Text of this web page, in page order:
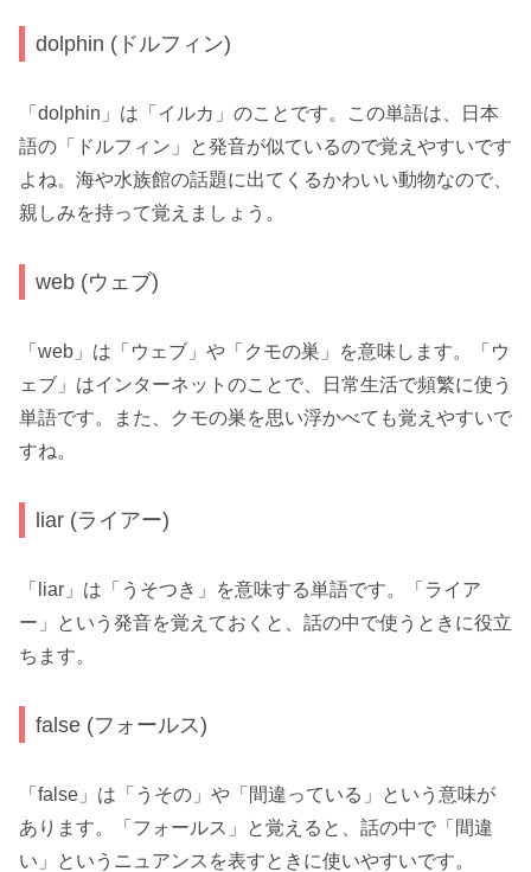
dolphin (ドルフィン)
「dolphin」は「イルカ」のことです。この単語は、日本
語の「ドルフィン」と発音が似ているので覚えやすいです
よね。海や水族館の話題に出てくるかわいい動物なので、
親しみを持って覚えましょう。
web (ウェブ)
「web」は「ウェブ」や「クモの巣」を意味します。「ウ
ェブ」はインターネットのことで、日常生活で頻繁に使う
単語です。また、クモの巣を思い浮かべても覚えやすいで
すね。
liar (ライアー)
「liar」は「うそつき」を意味する単語です。「ライア
ー」という発音を覚えておくと、話の中で使うときに役立
ちます。
false (フォールス)
「false」は「うその」や「間違っている」という意味が
あります。「フォールス」と覚えると、話の中で「間違
い」というニュアンスを表すときに使いやすいです。